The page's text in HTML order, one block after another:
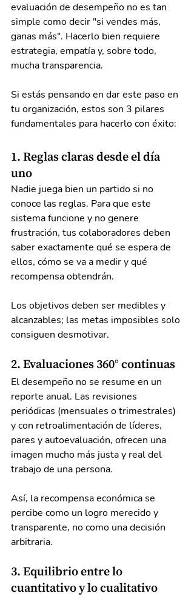
evaluación de desempeño no es tan
simple como decir "si vendes más,
ganas más". Hacerlo bien requiere
estrategia, empatía y, sobre todo,
mucha transparencia.
Si estás pensando en dar este paso en
tu organización, estos son 3 pilares
fundamentales para hacerlo con éxito:
1. Reglas claras desde el día
uno
Nadie juega bien un partido si no
conoce las reglas. Para que este
sistema funcione y no genere
frustración, tus colaboradores deben
saber exactamente qué se espera de
ellos, cómo se va a medir y qué
recompensa obtendrán.
Los objetivos deben ser medibles y
alcanzables; las metas imposibles solo
consiguen desmotivar.
2. Evaluaciones 360° continuas
El desempeño no se resume en un
reporte anual. Las revisiones
periódicas (mensuales o trimestrales)
y con retroalimentación de líderes,
pares y autoevaluación, ofrecen una
imagen mucho más justa y real del
trabajo de una persona.
Así, la recompensa económica se
percibe como un logro merecido y
transparente, no como una decisión
arbitraria.
3. Equilibrio entre lo
cuantitativo y lo cualitativo